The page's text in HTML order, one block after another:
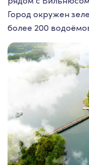
Город окружен
более 200